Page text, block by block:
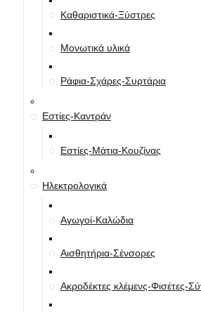
Καθαριστικά-Ξύστρες
Μονωτικά υλικά
Ράφια-Σχάρες-Συρτάρια
Εστίες-Καντράν
Εστίες-Μάτια-Κουζίνας
Ηλεκτρολογικά
Αγωγοί-Καλώδια
Αισθητήρια-Σένσορες
Ακροδέκτες κλέμενς-Φισέτες-